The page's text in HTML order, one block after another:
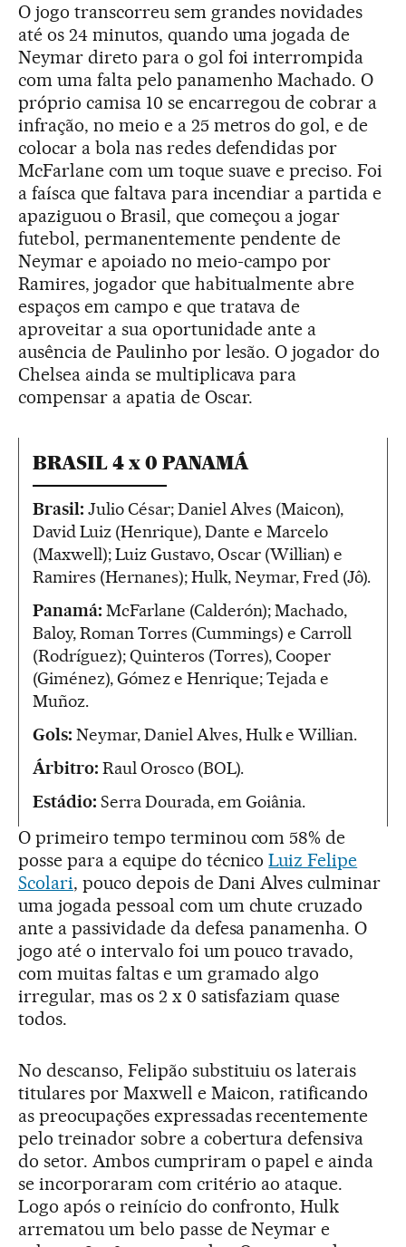
O jogo transcorreu sem grandes novidades
até os 24 minutos, quando uma jogada de
Neymar direto para o gol foi interrompida
com uma falta pelo panamenho Machado. O
próprio camisa 10 se encarregou de cobrar a
infração, no meio e a 25 metros do gol, e de
colocar a bola nas redes defendidas por
McFarlane com um toque suave e preciso. Foi
a faísca que faltava para incendiar a partida e
apaziguou o Brasil, que começou a jogar
futebol, permanentemente pendente de
Neymar e apoiado no meio-campo por
Ramires, jogador que habitualmente abre
espaços em campo e que tratava de
aproveitar a sua oportunidade ante a
ausência de Paulinho por lesão. O jogador do
Chelsea ainda se multiplicava para
compensar a apatia de Oscar.
BRASIL 4 x 0 PANAMÁ
Brasil: Julio César; Daniel Alves (Maicon),
David Luiz (Henrique), Dante e Marcelo
(Maxwell); Luiz Gustavo, Oscar (Willian) e
Ramires (Hernanes); Hulk, Neymar, Fred (Jô).
Panamá: McFarlane (Calderón); Machado,
Baloy, Roman Torres (Cummings) e Carroll
(Rodríguez); Quinteros (Torres), Cooper
(Giménez), Gómez e Henrique; Tejada e
Muñoz.
Gols: Neymar, Daniel Alves, Hulk e Willian.
Árbitro: Raul Orosco (BOL).
Estádio: Serra Dourada, em Goiânia.
O primeiro tempo terminou com 58% de
posse para a equipe do técnicoLuiz Felipe
Scolari, pouco depois de Dani Alves culminar
uma jogada pessoal com um chute cruzado
ante a passividade da defesa panamenha. O
jogo até o intervalo foi um pouco travado,
com muitas faltas e um gramado algo
irregular, mas os 2 x 0 satisfaziam quase
todos.
No descanso, Felipão substituiu os laterais
titulares por Maxwell e Maicon, ratificando
as preocupações expressadas recentemente
pelo treinador sobre a cobertura defensiva
do setor. Ambos cumpriram o papel e ainda
se incorporaram com critério ao ataque.
Logo após o reinício do confronto, Hulk
arrematou um belo passe de Neymar e